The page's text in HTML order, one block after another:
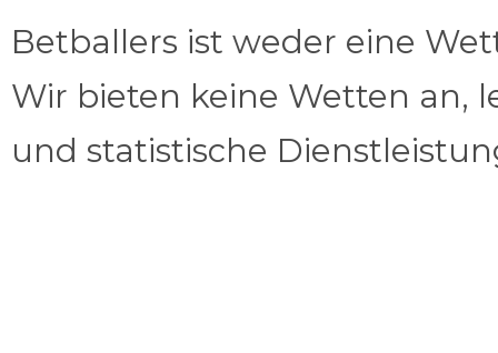
Betballers ist weder eine
Wir bieten keine Wetten an,
und statistische